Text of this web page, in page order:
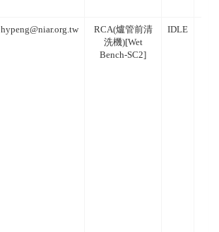
hypeng@niar.org.tw
RCA(爐管前清
洗機)[Wet
Bench-SC2]
IDLE